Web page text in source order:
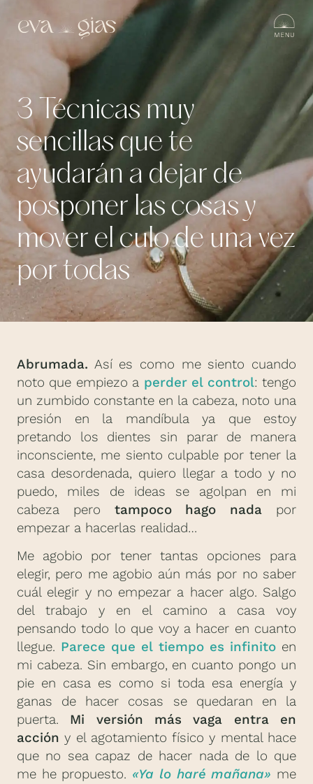
3 Técnicas muy
sencillas que te
ayudarán a dejar de
posponer las cosas y
mover el culo de una vez
por todas
Abrumada. Así es como me siento cuando
noto que empiezo a perder el control: tengo
un zumbido constante en la cabeza, noto una
presión en la mandíbula ya que estoy
pretando los dientes sin parar de manera
inconsciente, me siento culpable por tener la
casa desordenada, quiero llegar a todo y no
puedo, miles de ideas se agolpan en mi
cabeza pero tampoco hago nada por
empezar a hacerlas realidad…
Me agobio por tener tantas opciones para
elegir, pero me agobio aún más por no saber
cuál elegir y no empezar a hacer algo. Salgo
del trabajo y en el camino a casa voy
pensando todo lo que voy a hacer en cuanto
llegue. Parece que el tiempo es infinitoen
mi cabeza. Sin embargo, en cuanto pongo un
pie en casa es como si toda esa energía y
ganas de hacer cosas se quedaran en la
puerta. Mi versión más vaga entra en
acción y el agotamiento físico y mental hace
que no sea capaz de hacer nada de lo que
me he propuesto. «Ya lo haré mañana» me